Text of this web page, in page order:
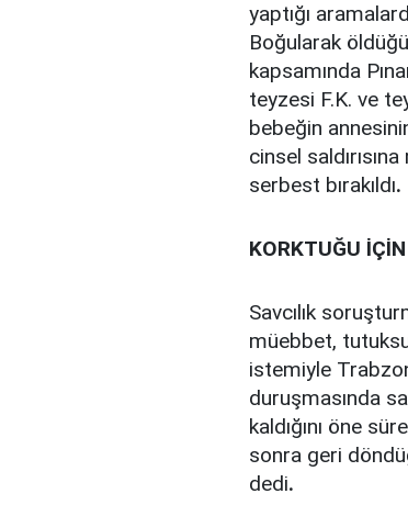
yaptığı
Boğularak
kapsamında
teyzesi F.K. ve
bebeğin
cinsel
serbest bırakıldı.
KORKTUĞU
Savcılık
müebbet,
istemiyle
duruşmasında
kaldığını öne
sonra geri
dedi.